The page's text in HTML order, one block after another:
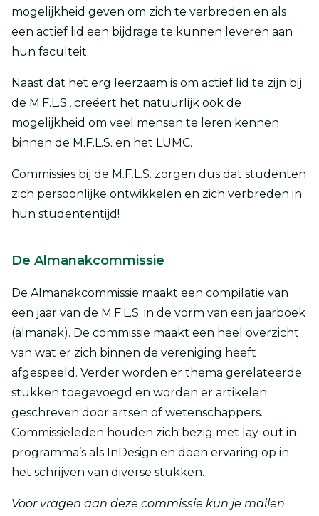
mogelijkheid geven om zich te verbreden en als
een actief lid een bijdrage te kunnen leveren aan
hun faculteit.
Naast dat het erg leerzaam is om actief lid te zijn bij
de M.F.L.S., creëert het natuurlijk ook de
mogelijkheid om veel mensen te leren kennen
binnen de M.F.L.S. en het LUMC.
Commissies bij de M.F.L.S. zorgen dus dat studenten
zich persoonlijke ontwikkelen en zich verbreden in
hun studententijd!
De Almanakcommissie
De Almanakcommissie maakt een compilatie van
een jaar van de M.F.L.S. in de vorm van een jaarboek
(almanak). De commissie maakt een heel overzicht
van wat er zich binnen de vereniging heeft
afgespeeld. Verder worden er thema gerelateerde
stukken toegevoegd en worden er artikelen
geschreven door artsen of wetenschappers.
Commissieleden houden zich bezig met lay-out in
programma’s als InDesign en doen ervaring op in
het schrijven van diverse stukken.
Voor vragen aan deze commissie kun je mailen